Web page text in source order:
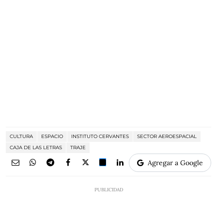
CULTURA ESPACIO INSTITUTO CERVANTES
SECTOR AEROESPACIAL
CAJA DE LAS LETRAS
TRAJE
Agregar a Google